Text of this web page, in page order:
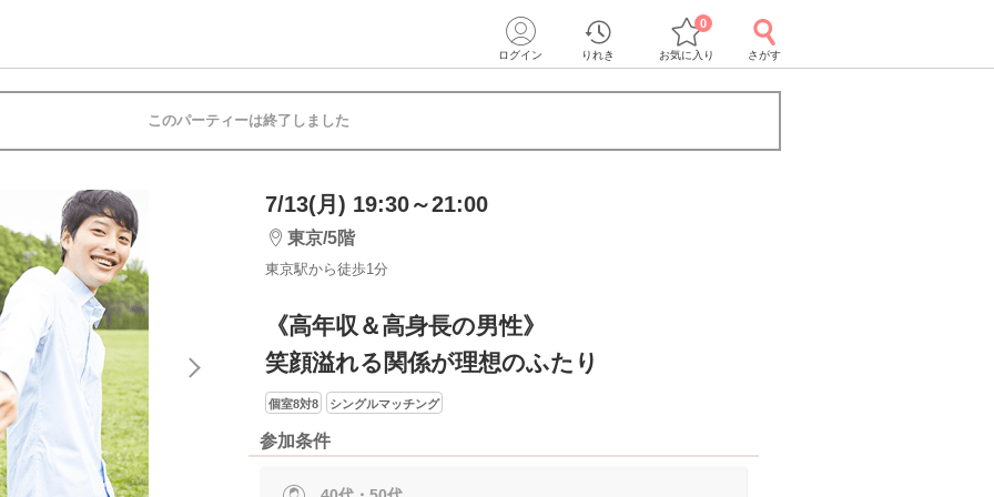
ログイン りれき お気に入り
0
さがす
このパーティーは終了しました
7/13(月) 19:30～21:00
東京/5階
東京駅から徒歩1分
《高年収＆高身長の男性》
笑顔溢れる関係が理想のふたり
個室8対8 シングルマッチング
参加条件